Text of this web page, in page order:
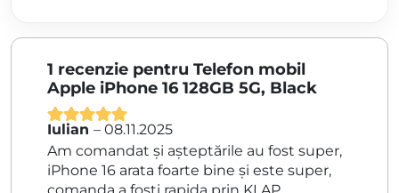
1 recenzie pentru Telefon mobil
Apple iPhone 16 128GB 5G, Black
Evaluat la5
din 5
Iulian – 08.11.2025
Am comandat și așteptările au fost super,
iPhone 16 arata foarte bine și este super,